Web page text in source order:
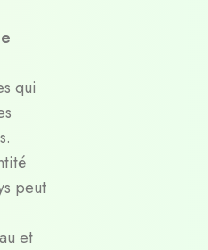
qui
peut
et